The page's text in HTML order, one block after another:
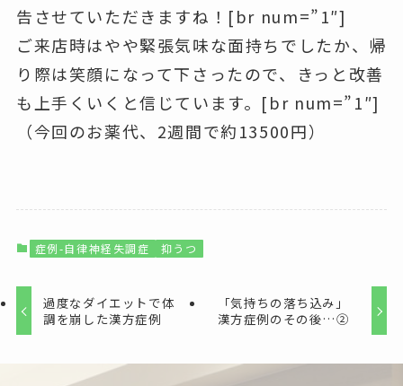
告させていただきますね！[br num=”1″]
ご来店時はやや緊張気味な面持ちでしたか、帰
り際は笑顔になって下さったので、きっと改善
も上手くいくと信じています。[br num=”1″]
（今回のお薬代、2週間で約13500円）
症例-自律神経失調症 抑うつ
過度なダイエットで体
調を崩した漢方症例
「気持ちの落ち込み」
漢方症例のその後…②